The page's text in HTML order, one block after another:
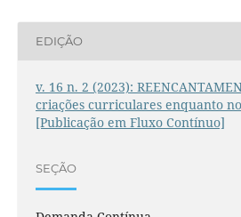
EDIÇÃO
v. 16 n. 2 (2023):
criações curriculares enquanto
[Publicação em Fluxo Contínuo]
SEÇÃO